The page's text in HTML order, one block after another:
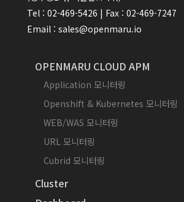
Tel : 02-469-5426 | Fax : 02-469-7247
Email : sales@openmaru.io
OPENMARU CLOUD APM
Application 모니터링
Openshift & Kubernetes 모니터링
WEB/WAS 모니터링
URL 모니터링
Cubrid 모니터링
Cluster